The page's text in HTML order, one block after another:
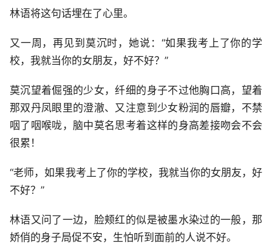
林语将这句话埋在了心里。
又一周，再见到莫沉时，她说：“如果我考上了你的学
校，我就当你的女朋友，好不好？”
莫沉望着倔强的少女，纤细的身子不过他胸口高，望着
那双丹凤眼里的澄澈、又注意到少女粉润的唇瓣，不禁
咽了咽喉咙，脑中莫名思考着这样的身高差接吻会不会
很累！
“老师，如果我考上了你的学校，我就当你的女朋友，好
不好？”
林语又问了一边，脸颊红的似是被墨水染过的一般，那
娇俏的身子局促不安，生怕听到面前的人说不好。